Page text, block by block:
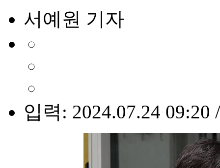
서예원 기자
입력: 2024.07.24 09:20